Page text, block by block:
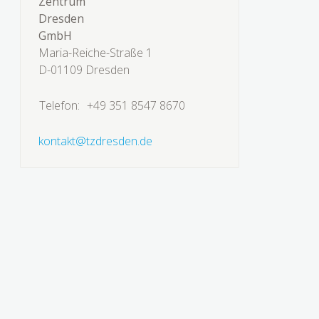
Dresden
GmbH
Maria-Reiche-Straße 1
D-01109 Dresden
Telefon: +49 351 8547 8670
kontakt@tzdresden.de